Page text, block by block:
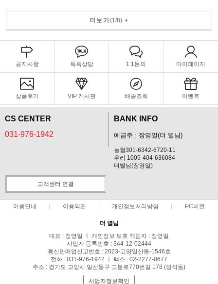
더보기 (1/8)+
공지사항 톡톡상담 1:1문의 마이페이지
상품후기 VIP 게시판 배송조회 이벤트
CS CENTER
031-976-1942
BANK INFO
예금주 : 장영일(더 별님)
농협301-6342-6720-11
우리 1005-404-636084
더별님(장영일)
고객센터 연결
이용안내 이용약관 개인정보처리방침 PC버전
더 별님
대표 : 장영일 ㅣ 개인정보 보호 책임자 : 장영일
사업자 등록번호 : 344-12-02444
통신판매업신고번호 : 2023-고양일산동-1546호
전화 : 031-976-1942 ㅣ 팩스 : 02-2277-0677
주소 : 경기도 고양시 일산동구 고봉로770번길 178 (성석동)
사업자정보확인